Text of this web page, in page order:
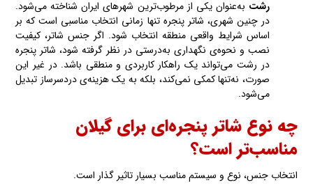
رشت به‌عنوان یکی از مرطوب‌ترین شهرهای ایران شناخته می‌شود.
در چنین شهری، شاتر پنجره تنها زمانی انتخاب مناسبی است که بر
اساس شرایط واقعی منطقه انتخاب شود. اگر جنس شاتر، کیفیت
نصب و نحوه‌ی نگهداری به‌درستی در نظر گرفته شود، شاتر پنجره
در رشت می‌تواند یک راهکار کاربردی و منطقی باشد. در غیر این
صورت، نه‌تنها کمکی نمی‌کند، بلکه به یک هزینه‌ی دردسرساز تبدیل
می‌شود.
چه نوع شاتر پنجره‌ای برای گیلان
مناسب‌تر است؟
انتخاب جنس، نوع و سیستم مناسب بسیار تاثیر گذار است.